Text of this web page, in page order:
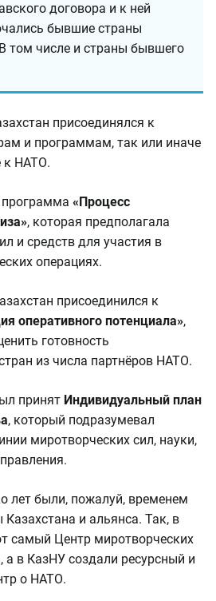
договора и к ней
бывшие страны
том числе и страны бывшего
присоединялся к
и программам, так или иначе
НАТО.
«Процесс
, которая предполагала
и средств для участия в
операциях.
присоединился к
оперативного потенциала»,
готовность
из числа партнёров НАТО.
принят Индивидуальный план
, который подразумевал
миротворческих сил, науки,
лет были, пожалуй, временем
и альянса. Так, в
самый Центр миротворческих
а в КазНУ создали ресурсный и
о НАТО.